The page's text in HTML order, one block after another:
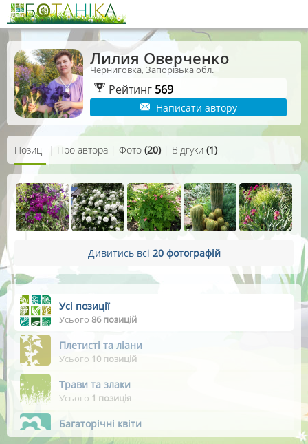
Лилия Оверченко
Черниговка, Запорізька обл.
Рейтинг 569
Написати автору
Позиції| Про автора | Фото (20)| Відгуки (1)
Дивитись всі 20 фотографій
Усі позиції
Усього 86 позицій
Плетисті та ліани
Усього 10 позицій
Трави та злаки
Усього 1 позиція
Багаторічні квіти
Усього40 позицій